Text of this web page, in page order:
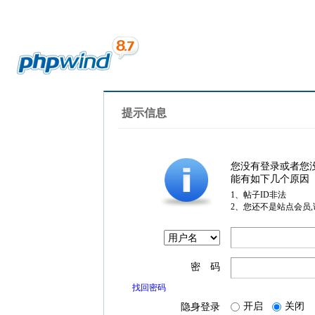
提示信息
您没有登录或者您
能有如下几个原因
1、帖子ID非法
2、您还不是站点会员
密 码
找回密码
隐身登录 开启 关闭